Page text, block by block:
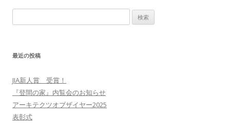
最近の投稿
JIA新人賞 受賞！
『登間の家』内覧会のお知らせ
アーキテクツオブザイヤー2025
表彰式